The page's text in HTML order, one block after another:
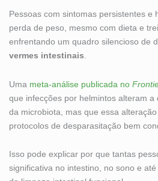
Pessoas com sintomas persistentes e
perda de peso, mesmo com dieta e
enfrentando um quadro silencioso de
vermes intestinais.
Uma meta-análise publicada no
que infecções por helmintos alteram a
da microbiota, mas que essa
protocolos de desparasitação bem
Isso pode explicar por que tantas
significativa no intestino, no sono e